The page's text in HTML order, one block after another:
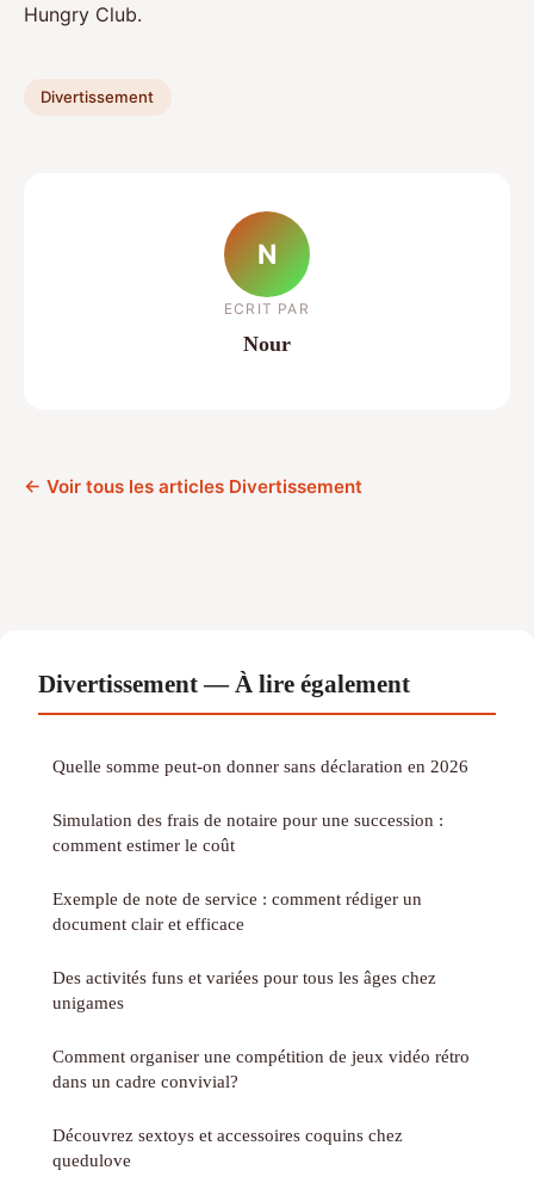
Hungry Club.
Divertissement
N
ECRIT PAR
Nour
← Voir tous les articles Divertissement
Divertissement — À lire également
Quelle somme peut-on donner sans déclaration en 2026
Simulation des frais de notaire pour une succession :
comment estimer le coût
Exemple de note de service : comment rédiger un
document clair et efficace
Des activités funs et variées pour tous les âges chez
unigames
Comment organiser une compétition de jeux vidéo rétro
dans un cadre convivial?
Découvrez sextoys et accessoires coquins chez
quedulove